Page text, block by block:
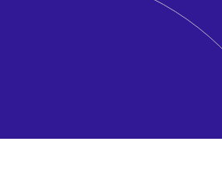
a zajištění, že nejsou neočekávaně